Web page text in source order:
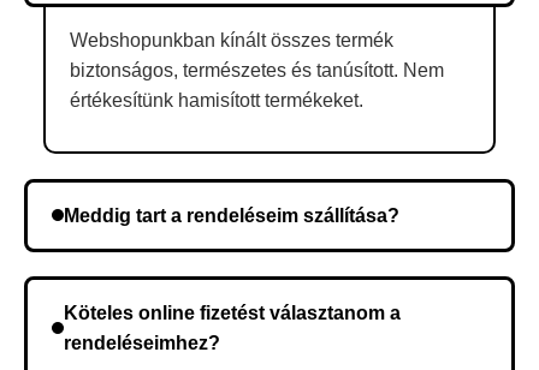
Webshopunkban kínált összes termék
biztonságos, természetes és tanúsított. Nem
értékesítünk hamisított termékeket.
Meddig tart a rendeléseim szállítása?
kerül, és ez az időtartam függ a szállítási címtől.
Köteles online fizetést választanom a
rendeléseimhez?